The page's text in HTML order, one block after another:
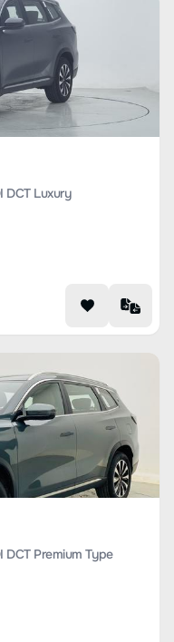
DCT Luxury
DCT Premium Type